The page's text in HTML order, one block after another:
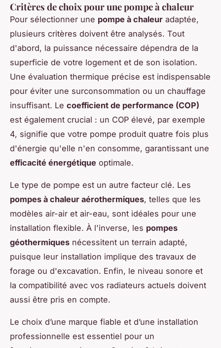
Critères de choix pour une pompe à chaleur
Pour sélectionner une pompe à chaleur adaptée,
plusieurs critères doivent être analysés. Tout
d'abord, la puissance nécessaire dépendra de la
superficie de votre logement et de son isolation.
Une évaluation thermique précise est indispensable
pour éviter une surconsommation ou un chauffage
insuffisant. Le coefficient de performance (COP)
est également crucial : un COP élevé, par exemple
4, signifie que votre pompe produit quatre fois plus
d'énergie qu'elle n'en consomme, garantissant une
efficacité énergétique optimale.
Le type de pompe est un autre facteur clé. Les
pompes à chaleur aérothermiques, telles que les
modèles air-air et air-eau, sont idéales pour une
installation flexible. À l'inverse, les pompes
géothermiques nécessitent un terrain adapté,
puisque leur installation implique des travaux de
forage ou d'excavation. Enfin, le niveau sonore et
la compatibilité avec vos radiateurs actuels doivent
aussi être pris en compte.
Le choix d’une marque fiable et d’une installation
professionnelle est essentiel pour un